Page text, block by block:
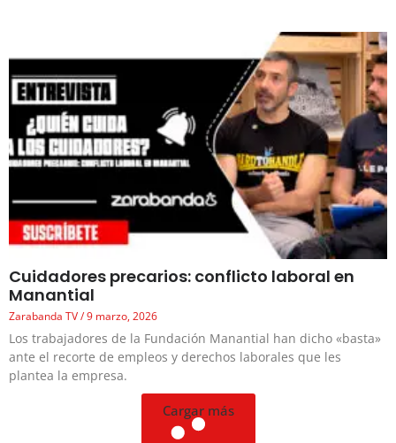
Cuidadores precarios: conflicto laboral en
Manantial
Zarabanda TV 9 marzo, 2026
Los trabajadores de la Fundación Manantial han dicho «basta»
ante el recorte de empleos y derechos laborales que les
plantea la empresa.
Cargar más